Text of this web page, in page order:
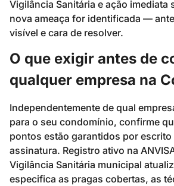
Vigilância Sanitária e ação imediata
nova ameaça for identificada —
visível e cara de resolver.
O que exigir antes de
qualquer empresa na
Independentemente de qual
para o seu condomínio, confirme
pontos estão garantidos por
assinatura. Registro ativo na
Vigilância Sanitária municipal
especifica as pragas cobertas, as